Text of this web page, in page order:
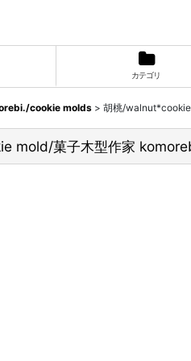
カテゴリ
cookie molds > 胡桃/
mold/菓子木型作家